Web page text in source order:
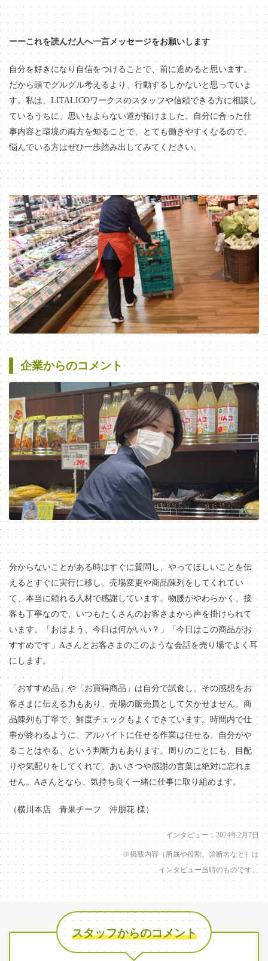
ーーこれを読んだ人へ一言メッセージをお願いします
自分を好きになり自信をつけることで、前に進めると思います。
だから頭でグルグル考えるより、行動するしかないと思っていま
す。私は、LITALICOワークスのスタッフや信頼できる方に相談し
ているうちに、思いもよらない道が拓けました。自分に合った仕
事内容と環境の両方を知ることで、とても働きやすくなるので、
悩んでいる方はぜひ一歩踏み出してみてください。
企業からのコメント
分からないことがある時はすぐに質問し、やってほしいことを伝
えるとすぐに実行に移し、売場変更や商品陳列をしてくれてい
て、本当に頼れる人材で感謝しています。物腰がやわらかく、接
客も丁寧なので、いつもたくさんのお客さまから声を掛けられて
います。「おはよう、今日は何がいい？」「今日はこの商品がお
すすめです」Aさんとお客さまのこのような会話を売り場でよく耳
にします。
「おすすめ品」や「お買得商品」は自分で試食し、その感想をお
客さまに伝える力もあり、売場の販売員として欠かせません。商
品陳列も丁寧で、鮮度チェックもよくできています。時間内で仕
事が終わるように、アルバイトに任せる作業は任せる、自分がや
ることはやる、という判断力もあります。周りのことにも、目配
りや気配りをしてくれて、あいさつや感謝の言葉は絶対に忘れま
せん。Aさんとなら、気持ち良く一緒に仕事に取り組めます。
（横川本店 青果チーフ 沖朋花 様）
インタビュー：2024年2月7日
※掲載内容（所属や役割、診断名など）は
インタビュー当時のものです。
スタッフからのコメント